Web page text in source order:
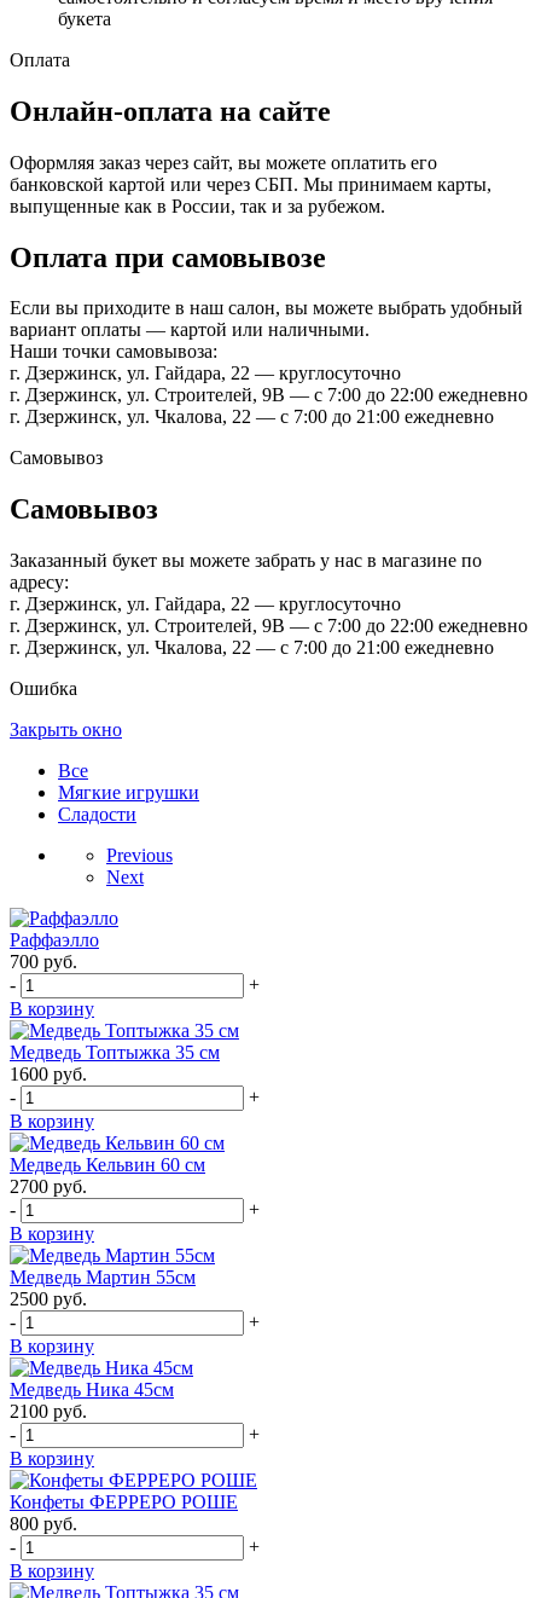
букета
Оплата
Онлайн-оплата на сайте
Оформляя заказ через сайт, вы можете оплатить его
банковской картой или через СБП. Мы принимаем карты,
выпущенные как в России, так и за рубежом.
Оплата при самовывозе
Если вы приходите в наш салон, вы можете выбрать удобный
вариант оплаты — картой или наличными.
Наши точки самовывоза:
г. Дзержинск, ул. Гайдара, 22 — круглосуточно
г. Дзержинск, ул. Строителей, 9В — с 7:00 до 22:00 ежедневно
г. Дзержинск, ул. Чкалова, 22 — с 7:00 до 21:00 ежедневно
Самовывоз
Самовывоз
Заказанный букет вы можете забрать у нас в магазине по
адресу:
г. Дзержинск, ул. Гайдара, 22 — круглосуточно
г. Дзержинск, ул. Строителей, 9В — с 7:00 до 22:00 ежедневно
г. Дзержинск, ул. Чкалова, 22 — с 7:00 до 21:00 ежедневно
Ошибка
Закрыть окно
Все
Мягкие игрушки
Сладости
Previous
Next
Раффаэлло
700 руб.
-
+
В корзину
Медведь Топтыжка 35 см
1600 руб.
-
+
В корзину
Медведь Кельвин 60 см
2700 руб.
-
+
В корзину
Медведь Мартин 55см
2500 руб.
-
+
В корзину
Медведь Ника 45см
2100 руб.
-
+
В корзину
Конфеты ФЕРРЕРО РОШЕ
800 руб.
-
+
В корзину